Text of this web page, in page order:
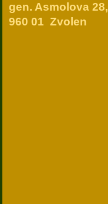
gen. Asmolova 28,
960 01 Zvolen